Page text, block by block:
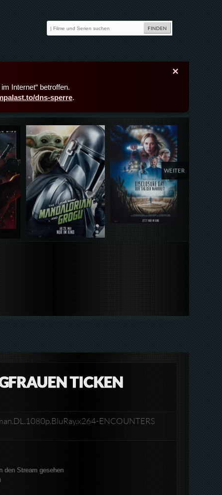
×
Internet“ betroffen.
dns-sperre.
Details,Play Details,Play
WEITER
TICKEN
ENCOUNTERS
den Stream gesehen